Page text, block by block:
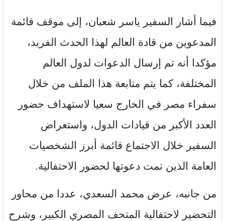
فيما أشار السفير ياسر شعبان، إلى موقف قائمة
المدعوين من قادة العالم لهذا الحدث الفريد،
مؤكدا أنه تم إرسال الدعوات لدول العالم
المختلفة، كما يتم متابعة هذا الملف من خلال
سفراء مصر في الخارج سعيا لاستهداف حضور
العدد الأكبر من قيادات الدول، واستعراض
السفير خلال الاجتماع قائمة أبرز الشخصيات
العامة الذين تمت دعوتها لحضور الاحتفالية.
من جانبه، عرض محمد السعدي، عددا من محاور
التحضير لاحتفالية المتحف المصري الكبير، وشرح